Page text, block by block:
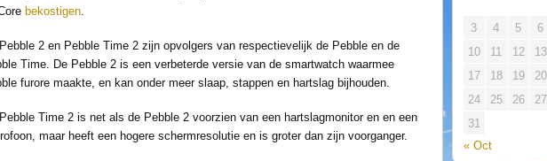
bekostigen.
2 en Pebble Time 2 zijn opvolgers van respectievelijk de Pebble en de
Time. De Pebble 2 is een verbeterde versie van de smartwatch waarmee
furore maakte, en kan onder meer slaap, stappen en hartslag bijhouden.
Time 2 is net als de Pebble 2 voorzien van een hartslagmonitor en en een
maar heeft een hogere schermresolutie en is groter dan zijn voorganger.
« Oct
3
4 5 6
10
11 12 13
17
18 19 20
24
25 26 27
31